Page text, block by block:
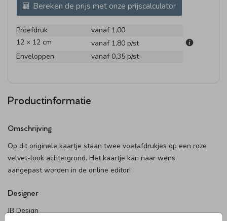
Bereken de prijs met onze prijscalculator
Proefdruk
vanaf 1,00
12 × 12 cm
vanaf 1,80 p/st
Enveloppen
vanaf 0,35 p/st
Productinformatie
Omschrijving
Op dit originele kaartje staan twee voetafdrukjes op een roze
velvet-look achtergrond. Het kaartje kan naar wens
aangepast worden in de online editor!
Designer
JB Design